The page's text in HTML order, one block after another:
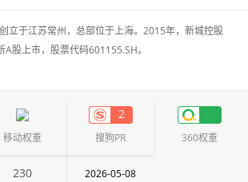
立于江苏常州，总部位于上海。2015年，新城控股
股上市，股票代码601155.SH。
移动权重
2
搜狗PR 360权重
230
2026-05-08